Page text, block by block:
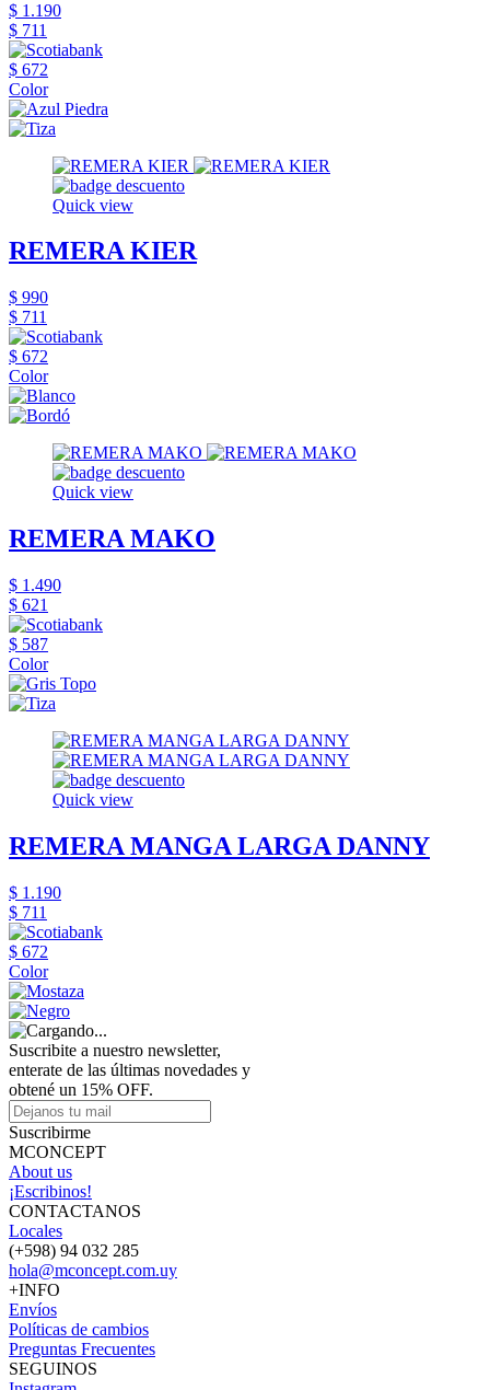
$ 1.190
$ 711
$ 672
Color
Quick view
REMERA KIER
$ 990
$ 711
$ 672
Color
Quick view
REMERA MAKO
$ 1.490
$ 621
$ 587
Color
Quick view
REMERA MANGA LARGA DANNY
$ 1.190
$ 711
$ 672
Color
Suscribite a nuestro newsletter,
enterate de las últimas novedades y
obtené un 15% OFF.
Suscribirme
MCONCEPT
About us
¡Escribinos!
CONTACTANOS
Locales
(+598) 94 032 285
hola@mconcept.com.uy
+INFO
Envíos
Políticas de cambios
Preguntas Frecuentes
SEGUINOS